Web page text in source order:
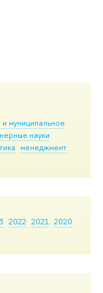
муниципальное
науки
менеджмент
2022 2021 2020